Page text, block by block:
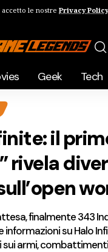
accetto le nostre Privacy Policy
Geek Tech
il
rivela
finalmente 343
informazioni su Halo
armi,